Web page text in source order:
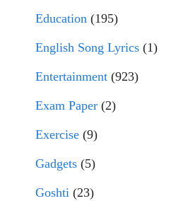
Education (195)
English Song Lyrics (1)
Entertainment (923)
Exam Paper (2)
Exercise (9)
Gadgets (5)
Goshti (23)